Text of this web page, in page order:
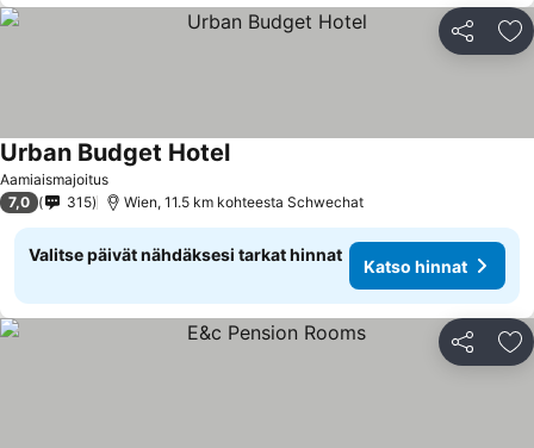
Jaa
Aamiaismajoitus
Urban Budget Hotel
7,0 315 Wien, 11.5 km kohteesta Schwechat
Valitse päivät nähdäksesi tarkat hinnat
Katso hinnat
Jaa